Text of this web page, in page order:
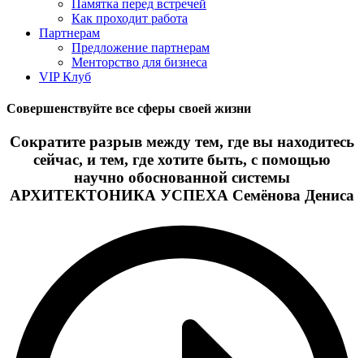
Памятка перед встречей
Как проходит работа
Партнерам
Предложение партнерам
Менторство для бизнеса
VIP Клуб
Совершенствуйте все сферы своей жизни
Сократите разрыв между тем, где вы находитесь
сейчас, и тем, где хотите быть, с помощью
научно обоснованной системы
АРХИТЕКТОНИКА УСПЕХА Семёнова Дениса